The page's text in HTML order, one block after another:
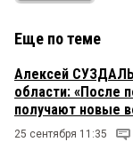
Еще по теме
Алексей
области: «После
получают новые
25 сентября 11:35